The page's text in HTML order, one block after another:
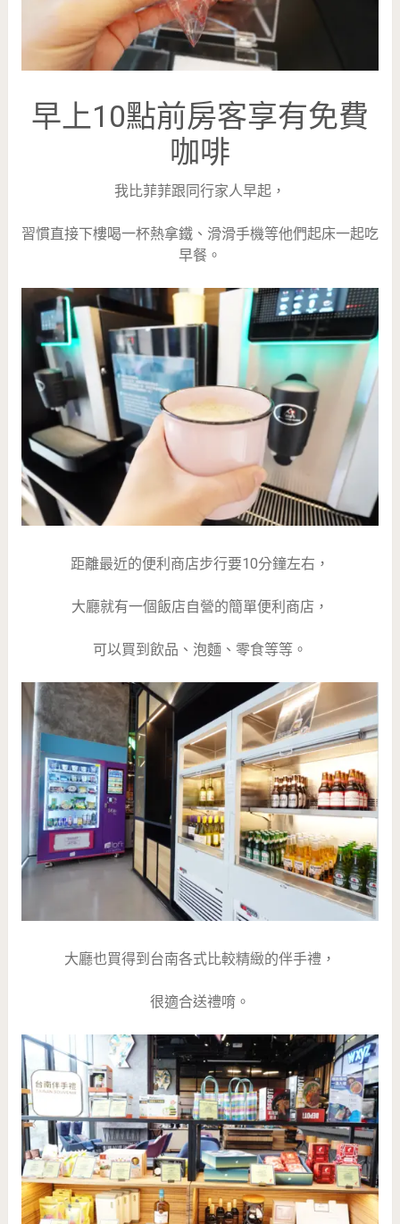
早上10點前房客享有免費
咖啡
我比菲菲跟同行家人早起，
習慣直接下樓喝一杯熱拿鐵、滑滑手機等他們起床一起吃
早餐。
距離最近的便利商店步行要10分鐘左右，
大廳就有一個飯店自營的簡單便利商店，
可以買到飲品、泡麵、零食等等。
大廳也買得到台南各式比較精緻的伴手禮，
很適合送禮唷。